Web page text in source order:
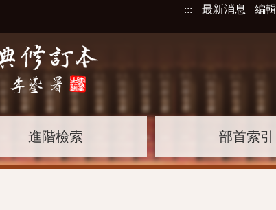
::: 最新消息 編
進階檢索 部首索引